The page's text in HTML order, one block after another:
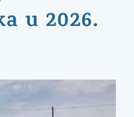
u 2026.